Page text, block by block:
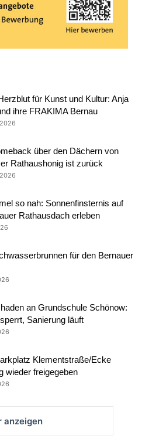
für Kunst und Kultur: Anja
ihre FRAKIMA Bernau
über den Dächern von
Rathaushonig ist zurück
so nah: Sonnenfinsternis auf
Rathausdach erleben
für den Bernauer
an Grundschule Schönow:
Sanierung läuft
Klementstraße/Ecke
wieder freigegeben
anzeigen